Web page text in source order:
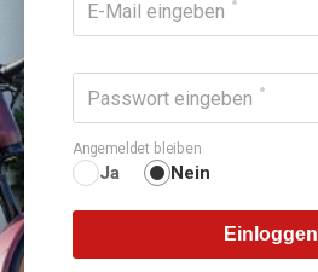
E-Mail eingeben
Passwort eingeben
Angemeldet bleiben
Ja Nein
Einloggen